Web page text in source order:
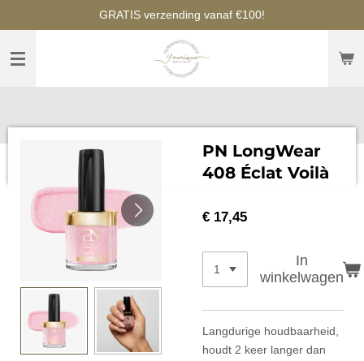
naar
hoofdinhoud
GRATIS verzending vanaf €100!
PN LongWear
408 Éclat Voilà
€ 17,45
In
winkelwagen
Langdurige houdbaarheid,
houdt 2 keer langer dan